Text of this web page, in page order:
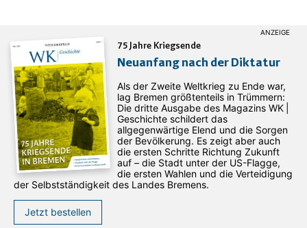
75 Jahre Kriegsende
Neuanfang nach der Diktatur
Als der Zweite Weltkrieg zu Ende war,
lag Bremen größtenteils in Trümmern:
Die dritte Ausgabe des ­Magazins WK |
Geschichte schildert das
allgegenwärtige Elend und die Sorgen
der Bevölkerung. Es zeigt aber auch
die ersten Schritte Richtung Zukunft
auf – die Stadt unter der US-Flagge,
die ersten Wahlen und die Verteidigung
der Selbstständigkeit des Landes Bremens.
Jetzt bestellen